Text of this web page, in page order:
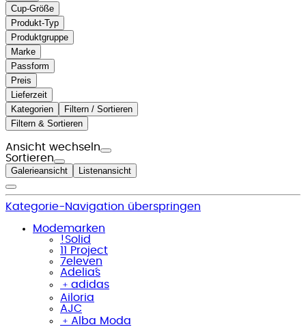
Cup-Größe
Produkt-Typ
Produktgruppe
Marke
Passform
Preis
Lieferzeit
Kategorien
Filtern / Sortieren
Filtern & Sortieren
Ansicht wechseln
Sortieren
Galerieansicht Listenansicht
Kategorie-Navigation überspringen
Modemarken
!Solid
11 Project
7eleven
Adelia´s
﹢ adidas
Ailoria
AJC
﹢ Alba Moda